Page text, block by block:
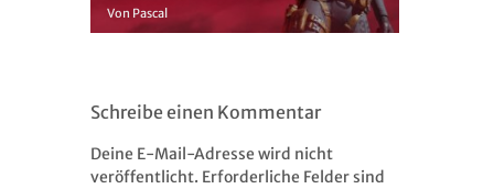
Von Pascal
Schreibe einen Kommentar
Deine E-Mail-Adresse wird nicht
veröffentlicht. Erforderliche Felder sind